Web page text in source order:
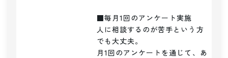
■毎月1回のアンケート実施
人に相談するのが苦手という方
でも大丈夫。
月1回のアンケートを通じて、あ